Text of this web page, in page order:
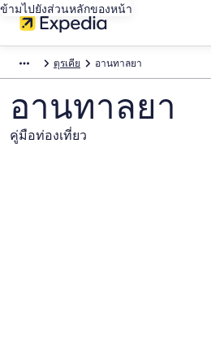
ข้ามไปยังส่วนหลักของหน้า
ตุรเคีย อานทาลยา
อานทาลยา
คู่มือท่องเที่ยว